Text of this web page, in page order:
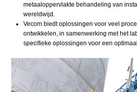
metaaloppervlakte behandeling van
wereldwijd.
Vecom biedt oplossingen voor veel
ontwikkelen, in samenwerking met het
specifieke oplossingen voor een